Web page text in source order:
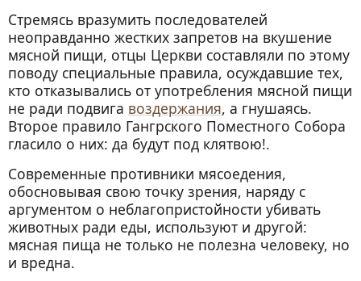
Стремясь вразумить последователей
неоправданно жестких запретов на вкушение
мясной пищи, отцы Церкви составляли по этому
поводу специальные правила, осуждавшие тех,
кто отказывались от употребления мясной пищи
не ради подвига воздержания, а гнушаясь.
Второе правило Гангрского Поместного Собора
гласило о них: да будут под клятвою!.
Современные противники мясоедения,
обосновывая свою точку зрения, наряду с
аргументом о неблагопристойности убивать
животных ради еды, используют и другой:
мясная пища не только не полезна человеку, но
и вредна.